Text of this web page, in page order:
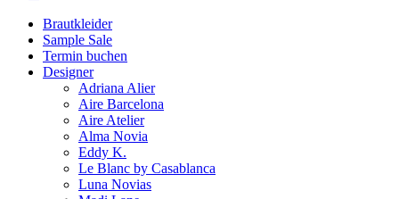
Brautkleider
Sample Sale
Termin buchen
Designer
Adriana Alier
Aire Barcelona
Aire Atelier
Alma Novia
Eddy K.
Le Blanc by Casablanca
Luna Novias